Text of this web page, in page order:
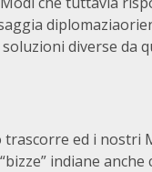
diverse da
ed i nostri
indiane anche